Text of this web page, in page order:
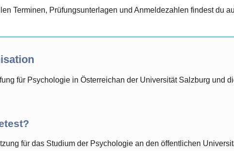
Terminen, Prüfungsunterlagen und Anmeldezahlen findest du
für Psychologie in Österreichan der Universität Salzburg und
für das Studium der Psychologie an den öffentlichen